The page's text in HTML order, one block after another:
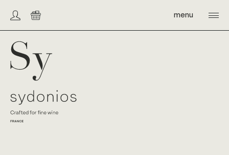
contentCompte/connexion
Panier menu